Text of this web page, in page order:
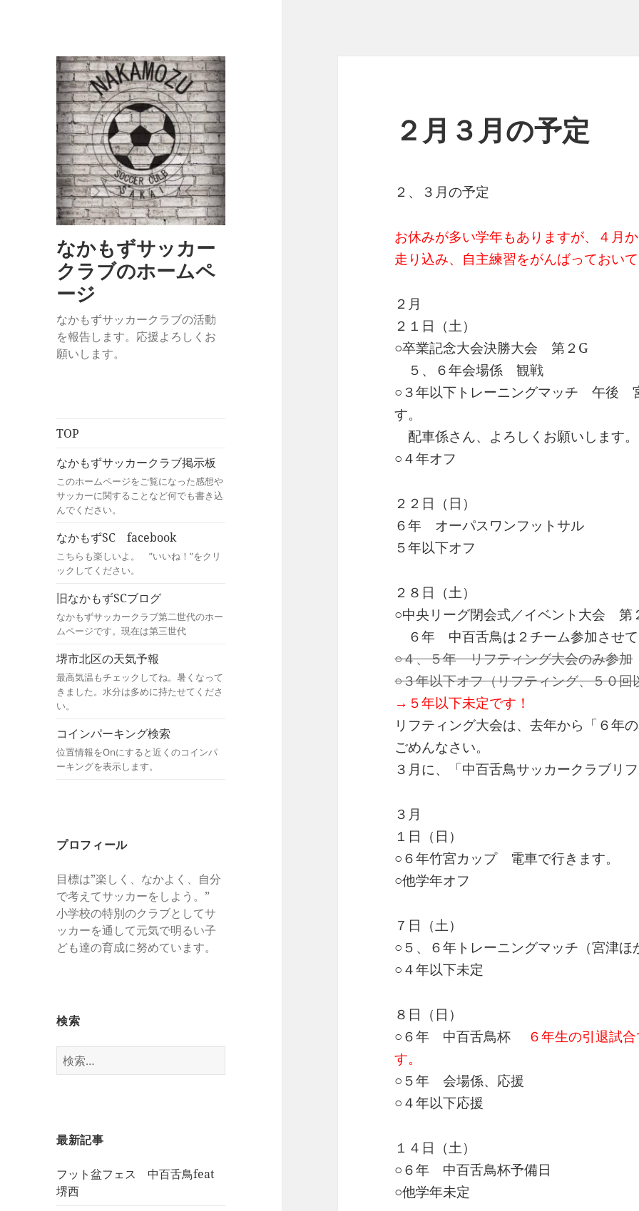
なかもずサッカー
クラブのホームペ
ージ
なかもずサッカークラブの活動
を報告します。応援よろしくお
願いします。
TOP
なかもずサッカークラブ掲示板
このホームページをご覧になった感想や
サッカーに関することなど何でも書き込
んでください。
なかもずSC facebook
こちらも楽しいよ。 ”いいね！”をクリ
ックしてください。
旧なかもずSCブログ
なかもずサッカークラブ第二世代のホー
ムページです。現在は第三世代
堺市北区の天気予報
最高気温もチェックしてね。暑くなって
きました。水分は多めに持たせてくださ
い。
コインパーキング検索
位置情報をOnにすると近くのコインパ
ーキングを表示します。
プロフィール
目標は”楽しく、なかよく、自分
で考えてサッカーをしよう。”
小学校の特別のクラブとしてサ
ッカーを通して元気で明るい子
ども達の育成に努めています。
検索
検
索:
最新記事
フット盆フェス 中百舌鳥feat
堺西
２月３月の予定
２、３月の予定
お休みが多い学年もありますが、４月
走り込み、自主練習をがんばっておい
２月
２１日（土）
○卒業記念大会決勝大会 第２G
５、６年会場係 観戦
○３年以下トレーニングマッチ 午後
す。
配車係さん、よろしくお願いします。
○４年オフ
２２日（日）
６年 オーパスワンフットサル
５年以下オフ
２８日（土）
○中央リーグ閉会式／イベント大会 第
６年 中百舌鳥は２チーム参加させ
○４、５年 リフティング大会のみ参加
○３年以下オフ（リフティング、５０
→５年以下未定です！
リフティング大会は、去年から「６年
ごめんなさい。
３月に、「中百舌鳥サッカークラブリ
３月
１日（日）
○６年竹宮カップ 電車で行きます。
○他学年オフ
７日（土）
○５、６年トレーニングマッチ（宮津ほ
○４年以下未定
８日（日）
○６年 中百舌鳥杯
６年生の引退試
す。
○５年 会場係、応援
○４年以下応援
１４日（土）
○６年 中百舌鳥杯予備日
○他学年未定